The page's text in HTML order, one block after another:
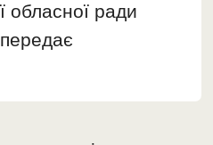
обласної ради